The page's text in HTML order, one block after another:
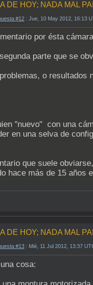
DE HOY; NADA MAL
#12 : Jue, 10 May 2012, 16:13
por ésta
parte que se
o resultados
"nuevo" con una
en una selva de
que suele
hace más de 15 años
DE HOY; NADA MAL
#13 : Mié, 11 Jul 2012, 13:37
cosa: